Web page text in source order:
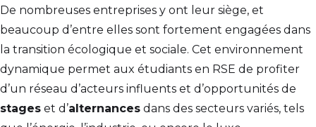
De nombreuses entreprises y ont leur siège, et
beaucoup d’entre elles sont fortement engagées dans
la transition écologique et sociale. Cet environnement
dynamique permet aux étudiants en RSE de profiter
d’un réseau d’acteurs influents et d’opportunités de
stages et d’alternances dans des secteurs variés, tels